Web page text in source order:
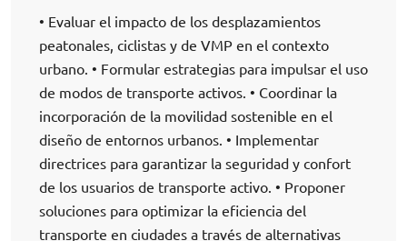
• Evaluar el impacto de los desplazamientos
peatonales, ciclistas y de VMP en el contexto
urbano. • Formular estrategias para impulsar el uso
de modos de transporte activos. • Coordinar la
incorporación de la movilidad sostenible en el
diseño de entornos urbanos. • Implementar
directrices para garantizar la seguridad y confort
de los usuarios de transporte activo. • Proponer
soluciones para optimizar la eficiencia del
transporte en ciudades a través de alternativas